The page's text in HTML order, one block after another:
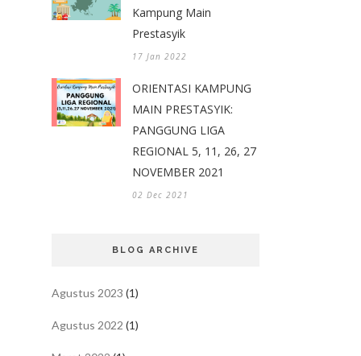
Kampung Main
Prestasyik
17 Jan 2022
ORIENTASI KAMPUNG
MAIN PRESTASYIK:
PANGGUNG LIGA
REGIONAL 5, 11, 26, 27
NOVEMBER 2021
02 Dec 2021
BLOG ARCHIVE
Agustus 2023 (1)
Agustus 2022 (1)